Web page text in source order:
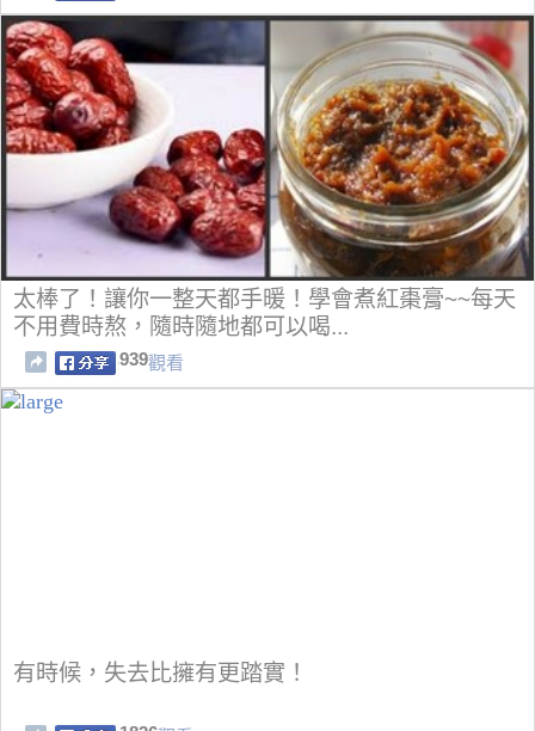
太棒了！讓你一整天都手暖！學會煮紅棗膏~~每天
不用費時熬，隨時隨地都可以喝...
939觀看
有時候，失去比擁有更踏實！